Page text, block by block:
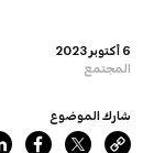
6 أكتوبر 2023
المجتمع
شارك الموضوع